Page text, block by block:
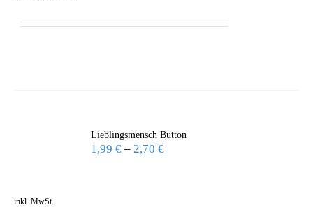
Lieblingsmensch Button
1,99€ –2,70€
inkl. MwSt.